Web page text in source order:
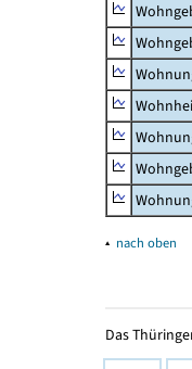
▴ nach oben
Das